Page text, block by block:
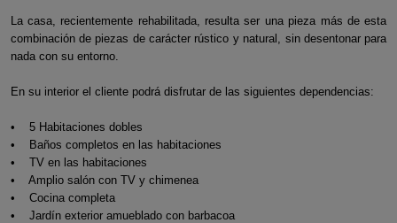
La casa, recientemente rehabilitada, resulta ser una pieza más de esta
combinación de piezas de carácter rústico y natural, sin desentonar para
nada con su entorno.
En su interior el cliente podrá disfrutar de las siguientes dependencias:
• 5 Habitaciones dobles
• Baños completos en las habitaciones
• TV en las habitaciones
• Amplio salón con TV y chimenea
• Cocina completa
• Jardín exterior amueblado con barbacoa